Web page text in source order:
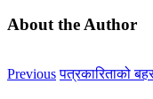
About the Author
Previous पत्रकारिताको